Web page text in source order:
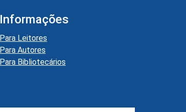
Informações
Para Leitores
Para Autores
Para Bibliotecários